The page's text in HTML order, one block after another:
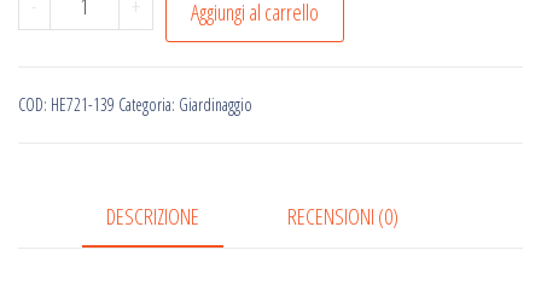
-
HEINIG
MANICOT
+ Aggiungi al carrello
COD: HE721-139 Categoria: Giardinaggio
DESCRIZIONE RECENSIONI (0)